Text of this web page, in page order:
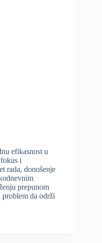
efikasnost u
i
rada, donošenje
prepunom
da održi